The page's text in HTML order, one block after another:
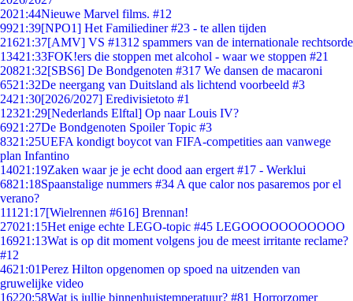
2021:44Nieuwe Marvel films. #12
9921:39[NPO1] Het Familiediner #23 - te allen tijden
21621:37[AMV] VS #1312 spammers van de internationale rechtsorde
13421:33FOK!ers die stoppen met alcohol - waar we stoppen #21
20821:32[SBS6] De Bondgenoten #317 We dansen de macaroni
6521:32De neergang van Duitsland als lichtend voorbeeld #3
2421:30[2026/2027] Eredivisietoto #1
12321:29[Nederlands Elftal] Op naar Louis IV?
6921:27De Bondgenoten Spoiler Topic #3
8321:25UEFA kondigt boycot van FIFA-competities aan vanwege
plan Infantino
14021:19Zaken waar je je echt dood aan ergert #17 - Werklui
6821:18Spaanstalige nummers #34 A que calor nos pasaremos por el
verano?
111 21:17[Wielrennen #616] Brennan!
27021:15Het enige echte LEGO-topic #45 LEGOOOOOOOOOOO
16921:13Wat is op dit moment volgens jou de meest irritante reclame?
#12
4621:01Perez Hilton opgenomen op spoed na uitzenden van
gruwelijke video
16220:58Wat is jullie binnenhuistemperatuur? #81 Horrorzomer